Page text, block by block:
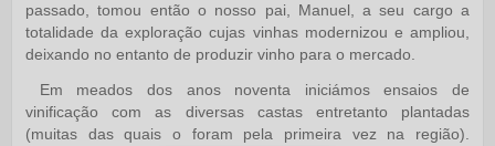
passado, tomou então o nosso pai, Manuel, a seu cargo a
totalidade da exploração cujas vinhas modernizou e ampliou,
deixando no entanto de produzir vinho para o mercado.
Em meados dos anos noventa iniciámos ensaios de
vinificação com as diversas castas entretanto plantadas
(muitas das quais o foram pela primeira vez na região).